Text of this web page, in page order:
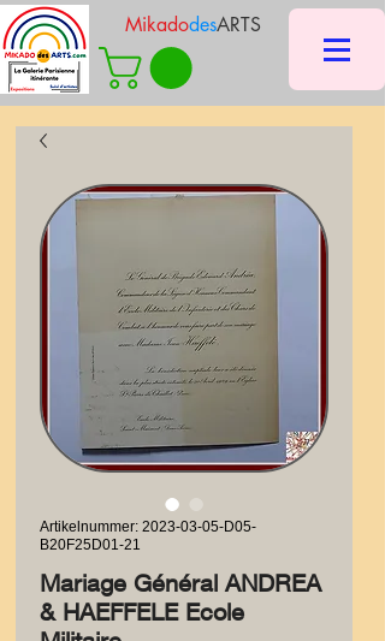
MikadodesARTS
Artikelnummer: 2023-03-05-D05-
B20F25D01-21
Mariage Général ANDREA
& HAEFFELE Ecole